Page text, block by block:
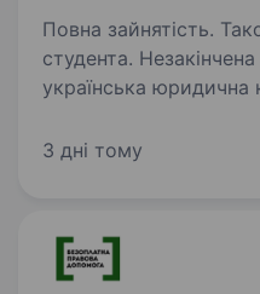
Повна зайнятість.
студента. Незакінчена вища
українська
роботи з воєнними
90 000+…
3 дні тому